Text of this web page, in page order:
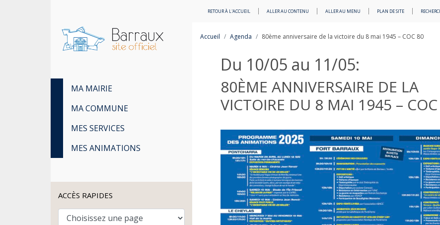
RETOUR À L'ACCUEIL ALLER AU CONTENU ALLER AU MENU PLAN DE SITE
MA MAIRIE
MA COMMUNE
MES SERVICES
MES ANIMATIONS
ACCÈS RAPIDES
Accueil Agenda 80ème anniversaire de la victoire du 8 mai 1945 – COC 80
Du 10/05 au 11/05:
80ÈME ANNIVERSAIRE DE LA
VICTOIRE DU 8 MAI 1945 –